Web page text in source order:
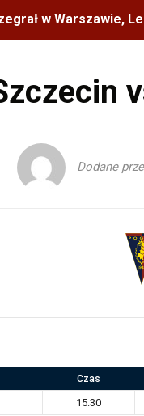
w Warszawie,
Dodane
Czas
15:30